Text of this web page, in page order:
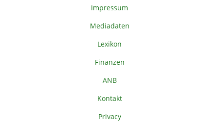
Impressum
Mediadaten
Lexikon
Finanzen
ANB
Kontakt
Privacy